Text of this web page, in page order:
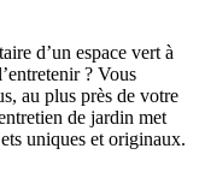
d’un espace vert à
? Vous
au plus près de votre
de jardin met
uniques et originaux.